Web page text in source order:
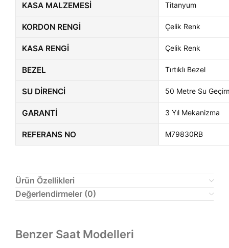
KASA MALZEMESI Titanyum
KORDON RENGI Çelik Renk
KASA RENGI Çelik Renk
BEZEL Tırtıklı Bezel
SU DIRENCI 50 Metre Su
GARANTI 3 Yıl Mekanizma
REFERANS NO M79830RB
Ürün Özellikleri
Değerlendirmeler (0)
Benzer Saat Modelleri